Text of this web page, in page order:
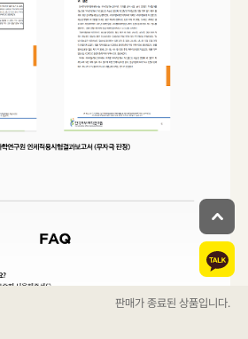
판매가 종료된 상품입니다.